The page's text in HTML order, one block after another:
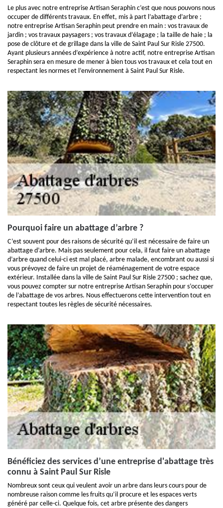
Le plus avec notre entreprise Artisan Seraphin c’est que nous pouvons nous
occuper de différents travaux. En effet, mis à part l’abattage d’arbre ;
notre entreprise Artisan Seraphin peut prendre en main : vos travaux de
jardin ; vos travaux paysagers ; vos travaux d’élagage ; la taille de haie ; la
pose de clôture et de grillage dans la ville de Saint Paul Sur Risle 27500.
Ayant plusieurs années d’expérience à notre actif, notre entreprise Artisan
Seraphin sera en mesure de mener à bien tous vos travaux et cela tout en
respectant les normes et l’environnement à Saint Paul Sur Risle.
Pourquoi faire un abattage d’arbre ?
C’est souvent pour des raisons de sécurité qu’il est nécessaire de faire un
abattage d’arbre. Mais pas seulement pour cela, il faut faire un abattage
d’arbre quand celui-ci est mal placé, arbre malade, encombrant ou aussi si
vous prévoyez de faire un projet de réaménagement de votre espace
extérieur. Installée dans la ville de Saint Paul Sur Risle 27500 ; sachez que,
vous pouvez compter sur notre entreprise Artisan Seraphin pour s’occuper
de l’abattage de vos arbres. Nous effectuerons cette intervention tout en
respectant toutes les règles de sécurité nécessaires.
Bénéficiez des services d’une entreprise d'abattage très
connu à Saint Paul Sur Risle
Nombreux sont ceux qui veulent avoir un arbre dans leurs cours pour de
nombreuse raison comme les fruits qu’il procure et les espaces verts
généré par celle-ci. Quelque fois, cet arbre présente des dangers